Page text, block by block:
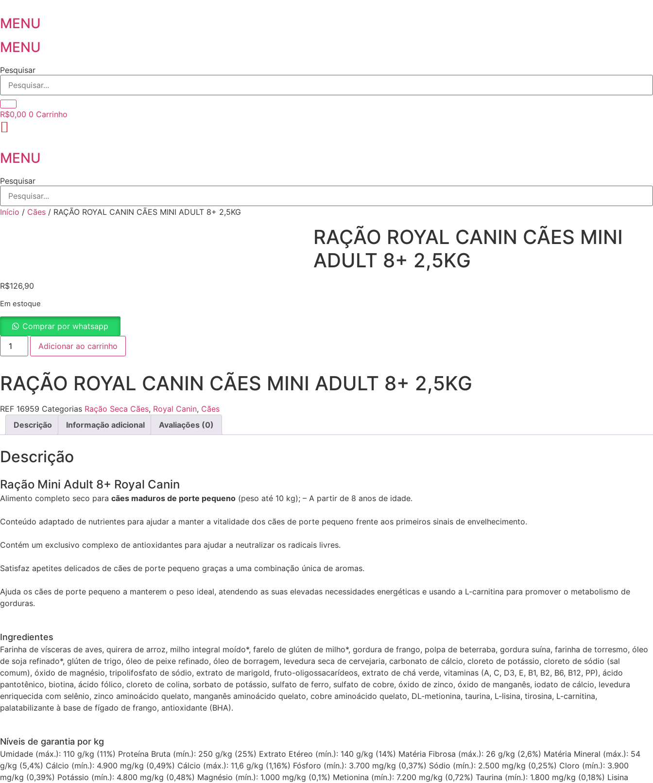
para
o
conteúdo
MENU
MENU
Pesquisar
R$0,00 0 Carrinho
MENU
Pesquisar
Início / Cães / RAÇÃO ROYAL CANIN CÃES MINI ADULT 8+ 2,5KG
RAÇÃO ROYAL CANIN CÃES MINI
ADULT 8+ 2,5KG
R$126,90
Em estoque
Comprar por whatsapp
RAÇÃO
ROYAL
CANIN
ADULT
8+
2,5KG
Adicionar ao carrinho
RAÇÃO ROYAL CANIN CÃES MINI ADULT 8+ 2,5KG
REF 16959 Categorias Ração Seca Cães, Royal Canin, Cães
Descrição
Informação adicional Avaliações (0)
Descrição
Ração Mini Adult 8+ Royal Canin
Alimento completo seco para cães maduros de porte pequeno (peso até 10 kg); – A partir de 8 anos de idade.
Conteúdo adaptado de nutrientes para ajudar a manter a vitalidade dos cães de porte pequeno frente aos primeiros sinais de envelhecimento.
Contém um exclusivo complexo de antioxidantes para ajudar a neutralizar os radicais livres.
Satisfaz apetites delicados de cães de porte pequeno graças a uma combinação única de aromas.
Ajuda os cães de porte pequeno a manterem o peso ideal, atendendo as suas elevadas necessidades energéticas e usando a L-carnitina para promover o metabolismo de
gorduras.
Ingredientes
Farinha de vísceras de aves, quirera de arroz, milho integral moído*, farelo de glúten de milho*, gordura de frango, polpa de beterraba, gordura suína, farinha de torresmo, óleo
de soja refinado*, glúten de trigo, óleo de peixe refinado, óleo de borragem, levedura seca de cervejaria, carbonato de cálcio, cloreto de potássio, cloreto de sódio (sal
comum), óxido de magnésio, tripolifosfato de sódio, extrato de marigold, fruto-oligossacarídeos, extrato de chá verde, vitaminas (A, C, D3, E, B1, B2, B6, B12, PP), ácido
pantotênico, biotina, ácido fólico, cloreto de colina, sorbato de potássio, sulfato de ferro, sulfato de cobre, óxido de zinco, óxido de manganês, iodato de cálcio, levedura
enriquecida com selênio, zinco aminoácido quelato, manganês aminoácido quelato, cobre aminoácido quelato, DL-metionina, taurina, L-lisina, tirosina, L-carnitina,
palatabilizante à base de fígado de frango, antioxidante (BHA).
Níveis de garantia por kg
Umidade (máx.): 110 g/kg (11%) Proteína Bruta (mín.): 250 g/kg (25%) Extrato Etéreo (mín.): 140 g/kg (14%) Matéria Fibrosa (máx.): 26 g/kg (2,6%) Matéria Mineral (máx.): 54
g/kg (5,4%) Cálcio (mín.): 4.900 mg/kg (0,49%) Cálcio (máx.): 11,6 g/kg (1,16%) Fósforo (mín.): 3.700 mg/kg (0,37%) Sódio (mín.): 2.500 mg/kg (0,25%) Cloro (mín.): 3.900
mg/kg (0,39%) Potássio (mín.): 4.800 mg/kg (0,48%) Magnésio (mín.): 1.000 mg/kg (0,1%) Metionina (mín.): 7.200 mg/kg (0,72%) Taurina (mín.): 1.800 mg/kg (0,18%) Lisina